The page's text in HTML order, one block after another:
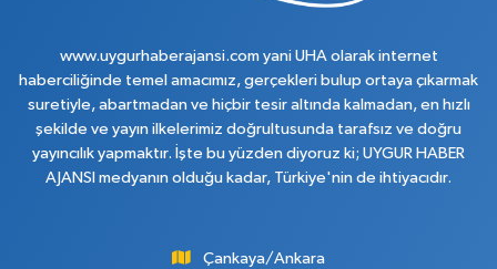
www.uygurhaberajansi.com yani UHA olarak internet
haberciliğinde temel amacımız, gerçekleri bulup ortaya çıkarmak
suretiyle, abartmadan ve hiçbir tesir altında kalmadan, en hızlı
şekilde ve yayın ilkelerimiz doğrultusunda tarafsız ve doğru
yayıncılık yapmaktır. İşte bu yüzden diyoruz ki; UYGUR HABER
AJANSI medyanın olduğu kadar, Türkiye'nin de ihtiyacıdır.
Çankaya/Ankara